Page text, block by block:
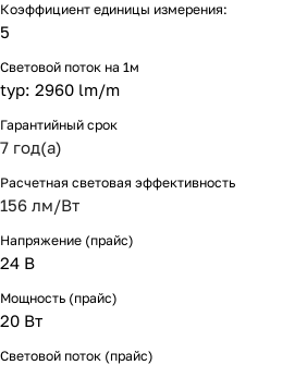
Коэффициент единицы измерения:
5
Световой поток на 1м
typ: 2960 lm/m
Гарантийный срок
7 год(а)
Расчетная световая эффективность
156 лм/Вт
Напряжение (прайс)
24 В
Мощность (прайс)
20 Вт
Световой поток (прайс)